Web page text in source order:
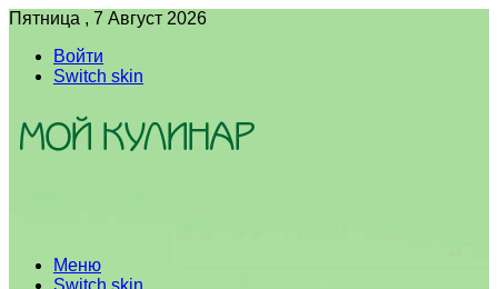
Пятница , 7 Август 2026
Войти
Switch skin
Меню
Switch skin